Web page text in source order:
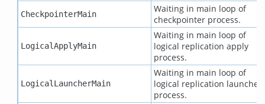
CheckpointerMain
Waiting in main loop of
checkpointer process.
LogicalApplyMain
Waiting in main loop of
logical replication apply
process.
LogicalLauncherMain
Waiting in main loop of
logical replication launcher
process.